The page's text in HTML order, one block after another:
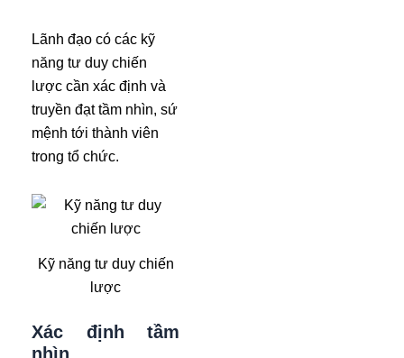
Lãnh đạo có các kỹ
năng tư duy chiến
lược cần xác định và
truyền đạt tầm nhìn, sứ
mệnh tới thành viên
trong tổ chức.
Kỹ năng tư duy chiến
lược
Xác định tầm
nhìn